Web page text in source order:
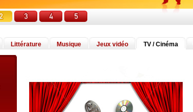
Littérature Musique Jeux vidéo TV / Cinéma